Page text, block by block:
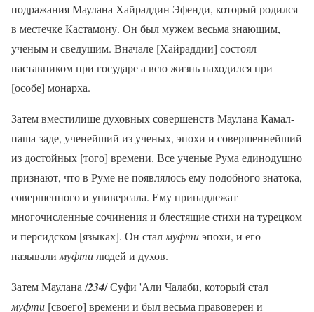
подражания Маулана Хайраддин Эфенди, который родился
в местечке Кастамону. Он был мужем весьма знающим,
ученым и сведущим. Вначале [Хайраддии] состоял
наставником при государе а всю жизнь находился при
[особе] монарха.
Затем вместилище духовных совершенств Маулана Камал-
паша-заде, ученейший из ученых, эпохи и совершеннейший
из достойных [того] времени. Все ученые Рума единодушно
признают, что в Руме не появлялось ему подобного знатока,
совершенного и универсала. Ему принадлежат
многочисленные сочинения и блестящие стихи на турецком
и персидском [языках]. Он стал муфтиэпохи, и его
называли муфтилюдей и духов.
Затем Маулана /234/ Суфи 'Али Чалаби, который стал
муфти [своего] времени и был весьма правоверен и